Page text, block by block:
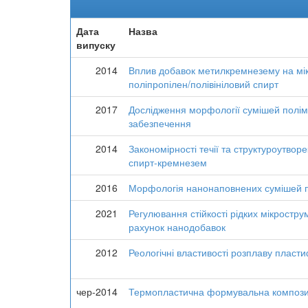
Дата
випуску
Назва
2014
Вплив добавок метилкремнезему на
поліпропілен/полівініловий спирт
2017
Дослідження морфології сумішей
забезпечення
2014
Закономірності течії та
спирт-кремнезем
2016
Морфологія нанонаповнених сумішей
2021
Регулювання стійкості рідких
рахунок нанодобавок
2012
Реологічні властивості розплаву
чер-2014
Термопластична формувальна